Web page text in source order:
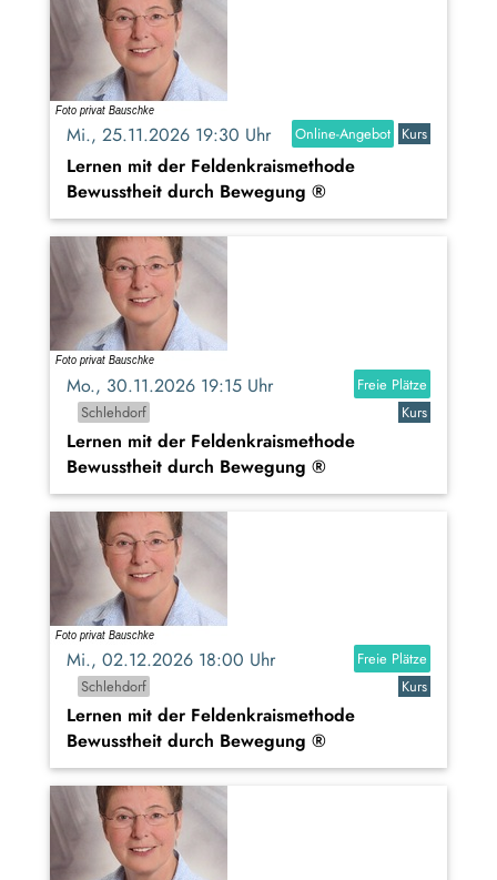
Mi., 25.11.2026 19:30 Uhr Online-Angebot Kurs
Lernen mit der Feldenkraismethode
Bewusstheit durch Bewegung ®
Mo., 30.11.2026 19:15 Uhr
Freie Plätze
Schlehdorf
Kurs
Lernen mit der Feldenkraismethode
Bewusstheit durch Bewegung ®
Mi., 02.12.2026 18:00 Uhr
Freie Plätze
Schlehdorf
Kurs
Lernen mit der Feldenkraismethode
Bewusstheit durch Bewegung ®